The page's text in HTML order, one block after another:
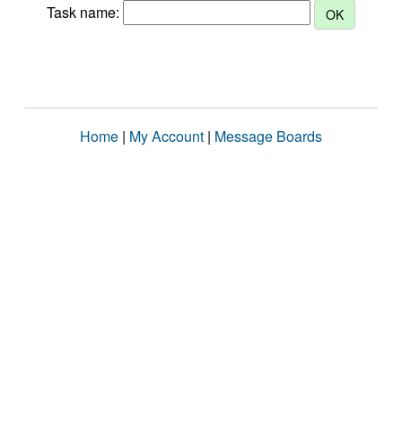
Task name:
Home | My Account | Message Boards